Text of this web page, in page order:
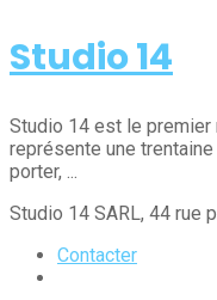
Studio 14
Studio 14 est le premier
représente une
porter, ...
Studio 14 SARL, 44 rue
Contacter